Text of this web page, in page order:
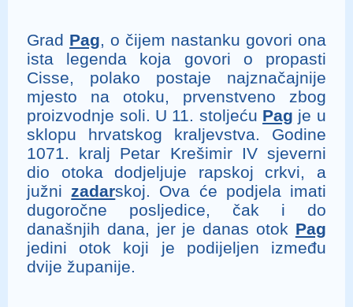
Grad Pag, o čijem nastanku govori ona
ista legenda koja govori o propasti
Cisse, polako postaje najznačajnije
mjesto na otoku, prvenstveno zbog
proizvodnje soli. U 11. stoljeću Pag je u
sklopu hrvatskog kraljevstva. Godine
1071. kralj Petar Krešimir IV sjeverni
dio otoka dodjeljuje rapskoj crkvi, a
južnizadarskoj. Ova će podjela imati
dugoročne posljedice, čak i do
današnjih dana, jer je danas otok Pag
jedini otok koji je podijeljen između
dvije županije.